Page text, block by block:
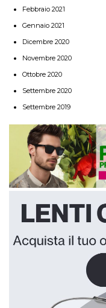
Febbraio 2021
Gennaio 2021
Dicembre 2020
Novembre 2020
Ottobre 2020
Settembre 2020
Settembre 2019